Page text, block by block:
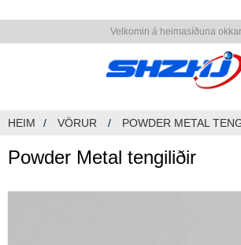
Velkomin á heimasíðuna
HEIM VÖRUR POWDER METAL
Powder Metal tengiliðir